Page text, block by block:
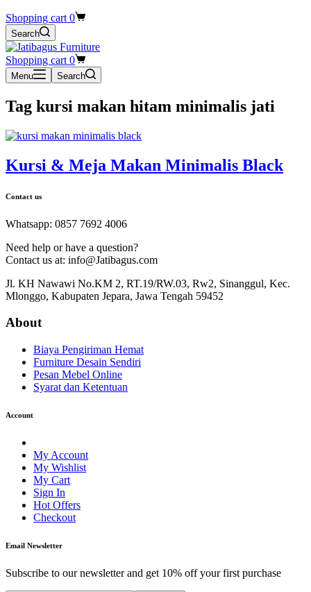
Shopping cart 0
Search
Shopping cart 0
Menu Search
Tag kursi makan hitam minimalis jati
Kursi & Meja Makan Minimalis Black
Contact us
Whatsapp: 0857 7692 4006
Need help or have a question?
Contact us at: info@Jatibagus.com
Jl. KH Nawawi No.KM 2, RT.19/RW.03, Rw2, Sinanggul, Kec.
Mlonggo, Kabupaten Jepara, Jawa Tengah 59452
About
Biaya Pengiriman Hemat
Furniture Desain Sendiri
Pesan Mebel Online
Syarat dan Ketentuan
Account
My Account
My Wishlist
My Cart
Sign In
Hot Offers
Checkout
Email Newsletter
Subscribe to our newsletter and get 10% off your first purchase